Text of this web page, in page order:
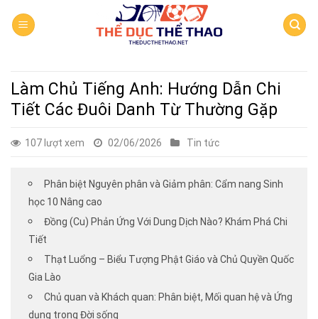
Làm Chủ Tiếng Anh: Hướng Dẫn Chi
Tiết Các Đuôi Danh Từ Thường Gặp
107 lượt xem 02/06/2026 Tin tức
Phân biệt Nguyên phân và Giảm phân: Cẩm nang Sinh
học 10 Nâng cao
Đồng (Cu) Phản Ứng Với Dung Dịch Nào? Khám Phá Chi
Tiết
Thạt Luổng – Biểu Tượng Phật Giáo và Chủ Quyền Quốc
Gia Lào
Chủ quan và Khách quan: Phân biệt, Mối quan hệ và Ứng
dụng trong Đời sống